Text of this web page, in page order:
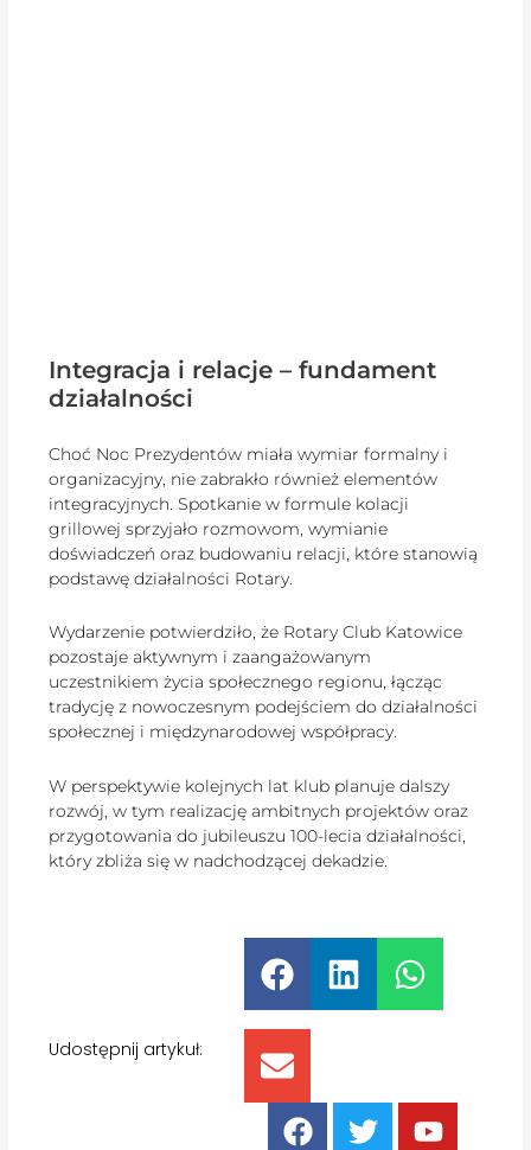
Integracja i relacje – fundament
działalności
Choć Noc Prezydentów miała wymiar formalny i
organizacyjny, nie zabrakło również elementów
integracyjnych. Spotkanie w formule kolacji
grillowej sprzyjało rozmowom, wymianie
doświadczeń oraz budowaniu relacji, które stanowią
podstawę działalności Rotary.
Wydarzenie potwierdziło, że Rotary Club Katowice
pozostaje aktywnym i zaangażowanym
uczestnikiem życia społecznego regionu, łącząc
tradycję z nowoczesnym podejściem do działalności
społecznej i międzynarodowej współpracy.
W perspektywie kolejnych lat klub planuje dalszy
rozwój, w tym realizację ambitnych projektów oraz
przygotowania do jubileuszu 100-lecia działalności,
który zbliża się w nadchodzącej dekadzie.
Udostępnij artykuł: